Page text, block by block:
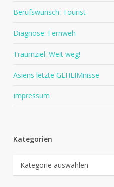
Berufswunsch: Tourist
Diagnose: Fernweh
Traumziel: Weit weg!
Asiens letzte GEHEIMnisse
Impressum
Kategorien
Kategorien